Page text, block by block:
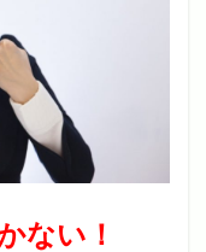
ない！